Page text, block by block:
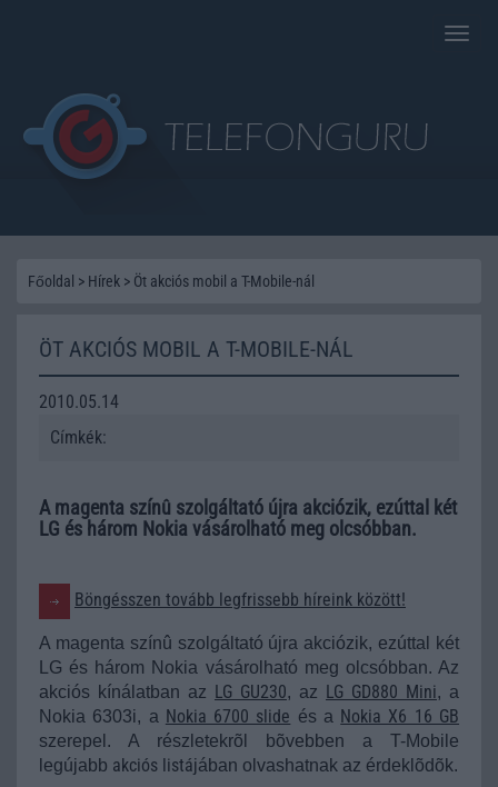
Toggle
Főoldal > Hírek > Öt akciós mobil a T-Mobile-nál
ÖT AKCIÓS MOBIL A T-MOBILE-NÁL
2010.05.14
Címkék:
A magenta színû szolgáltató újra akciózik, ezúttal két
LG és három Nokia vásárolható meg olcsóbban.
Böngésszen tovább legfrissebb híreink között!
A magenta színû szolgáltató újra akciózik, ezúttal két
LG és három Nokia vásárolható meg olcsóbban. Az
akciós kínálatban az LG GU230, az LG GD880 Mini, a
Nokia 6303i, a Nokia 6700 slide és a Nokia X6 16 GB
szerepel. A részletekrõl bõvebben a T-Mobile
legújabb akciós listájában olvashatnak az érdeklõdõk.